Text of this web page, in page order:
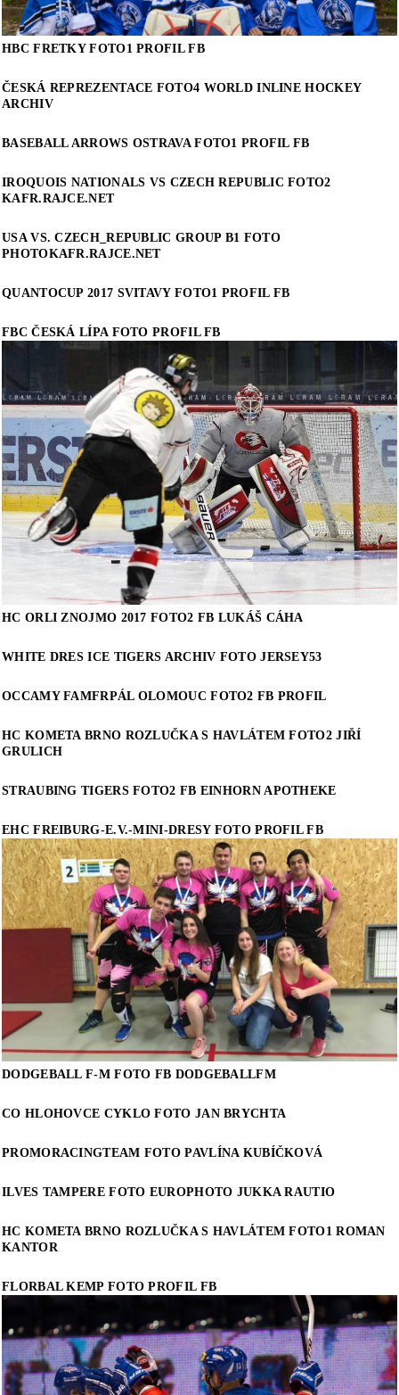
HBC FRETKY FOTO1 PROFIL FB
ČESKÁ REPREZENTACE FOTO4 WORLD INLINE HOCKEY
ARCHIV
BASEBALL ARROWS OSTRAVA FOTO1 PROFIL FB
IROQUOIS NATIONALS VS CZECH REPUBLIC FOTO2
KAFR.RAJCE.NET
USA VS. CZECH_REPUBLIC GROUP B1 FOTO
PHOTOKAFR.RAJCE.NET
QUANTOCUP 2017 SVITAVY FOTO1 PROFIL FB
FBC ČESKÁ LÍPA FOTO PROFIL FB
HC ORLI ZNOJMO 2017 FOTO2 FB LUKÁŠ CÁHA
WHITE DRES ICE TIGERS ARCHIV FOTO JERSEY53
OCCAMY FAMFRPÁL OLOMOUC FOTO2 FB PROFIL
HC KOMETA BRNO ROZLUČKA S HAVLÁTEM FOTO2 JIŘÍ
GRULICH
STRAUBING TIGERS FOTO2 FB EINHORN APOTHEKE
EHC FREIBURG-E.V.-MINI-DRESY FOTO PROFIL FB
DODGEBALL F-M FOTO FB DODGEBALLFM
CO HLOHOVCE CYKLO FOTO JAN BRYCHTA
PROMORACINGTEAM FOTO PAVLÍNA KUBÍČKOVÁ
ILVES TAMPERE FOTO EUROPHOTO JUKKA RAUTIO
HC KOMETA BRNO ROZLUČKA S HAVLÁTEM FOTO1 ROMAN
KANTOR
FLORBAL KEMP FOTO PROFIL FB